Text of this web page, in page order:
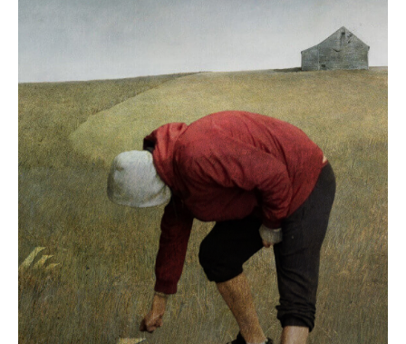
ОБЪЯСНЯЕМ
История взлета и падения Hydra
И что происходит с наркоторговлей в даркнете
сейчас